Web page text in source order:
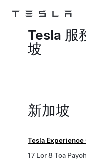
Tesla
Tesla 服
坡
新加坡
Tesla Experience
17 Lor 8 Toa Payoh